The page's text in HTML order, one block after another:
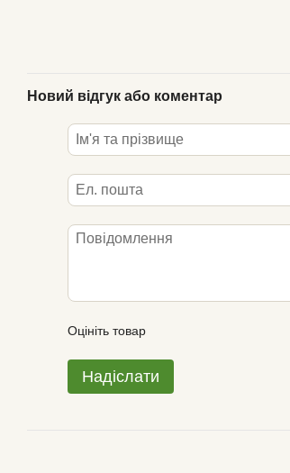
Новий відгук або коментар
Оцініть товар
Надіслати